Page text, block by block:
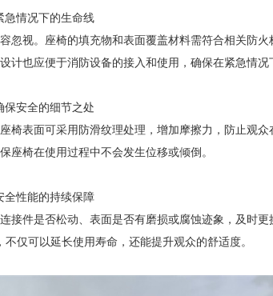
急情况下的生命线
视。座椅的填充物和表面覆盖材料需符合相关防
也应便于消防设备的接入和使用，确保在紧急情况
保安全的细节之处
表面可采用防滑纹理处理，增加摩擦力，防止观
座椅在使用过程中不会发生位移或倾倒。
全性能的持续保障
件是否松动、表面是否有磨损或腐蚀迹象，及时
仅可以延长使用寿命，还能提升观众的舒适度。